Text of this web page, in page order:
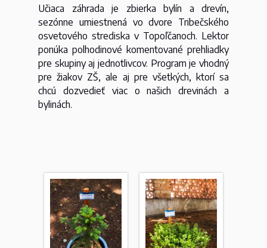
Učiaca záhrada je zbierka bylín a drevín,
sezónne umiestnená vo dvore Tribečského
osvetového strediska v Topoľčanoch. Lektor
ponúka polhodinové komentované prehliadky
pre skupiny aj jednotlivcov. Program je vhodný
pre žiakov ZŠ, ale aj pre všetkých, ktorí sa
chcú dozvedieť viac o našich drevinách a
bylinách.